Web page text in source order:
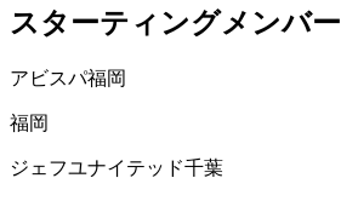
スターティングメンバー
アビスパ福岡
福岡
ジェフユナイテッド千葉